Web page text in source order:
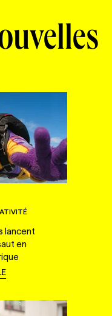
lancent
en